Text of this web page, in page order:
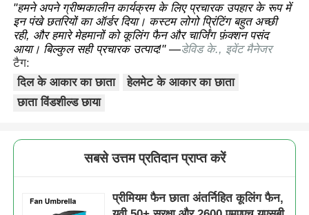
"हमने अपने ग्रीष्मकालीन कार्यक्रम के लिए प्रचारक उपहार के रूप में
इन पंखे छतरियों का ऑर्डर दिया। कस्टम लोगो प्रिंटिंग बहुत अच्छी
रही, और हमारे मेहमानों को कूलिंग फैन और चार्जिंग फ़ंक्शन पसंद
आया। बिल्कुल सही प्रचारक उत्पाद!" —डेविड के., इवेंट मैनेजर
टैग:
दिल के आकार का छाता
हेलमेट के आकार का छाता
छाता विंडशील्ड छाया
सबसे उत्तम प्रतिदान प्राप्त करें
प्रीमियम फैन छाता अंतर्निहित कूलिंग फैन,